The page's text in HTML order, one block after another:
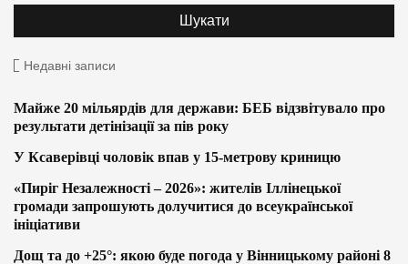
Недавні записи
Майже 20 мільярдів для держави: БЕБ відзвітувало про
результати детінізації за пів року
У Ксаверівці чоловік впав у 15-метрову криницю
«Пиріг Незалежності – 2026»: жителів Іллінецької
громади запрошують долучитися до всеукраїнської
ініціативи
Дощ та до +25°: якою буде погода у Вінницькому районі 8